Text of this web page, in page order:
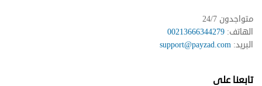
متواجدون 24/7
الهاتف: 00213666344279
البريد: support@payzad.com
تابعنا على